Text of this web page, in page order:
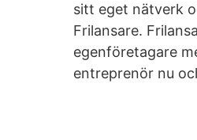
sitt eget nätverk
Frilansare.
egenföretagare
entreprenör nu